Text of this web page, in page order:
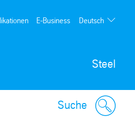
Steel
E-Business Deutsch
Suche